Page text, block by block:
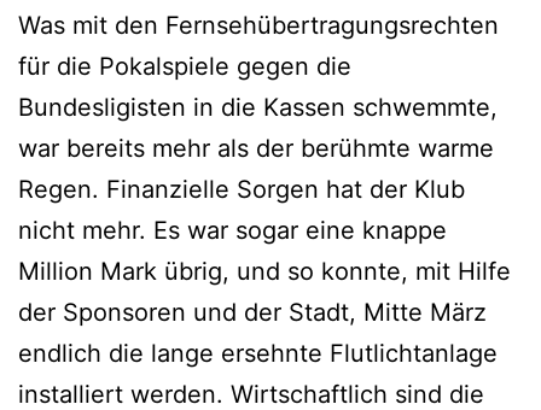
Was mit den Fernsehübertragungsrechten
für die Pokalspiele gegen die
Bundesligisten in die Kassen schwemmte,
war bereits mehr als der berühmte warme
Regen. Finanzielle Sorgen hat der Klub
nicht mehr. Es war sogar eine knappe
Million Mark übrig, und so konnte, mit Hilfe
der Sponsoren und der Stadt, Mitte März
endlich die lange ersehnte Flutlichtanlage
installiert werden. Wirtschaftlich sind die